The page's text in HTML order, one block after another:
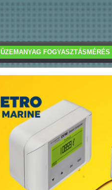
ÜZEMANYAG FOGYASZTÁSMÉRÉS